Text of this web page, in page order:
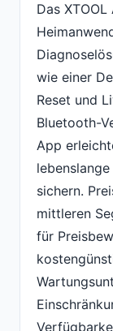
Das
wie einer
Reset und
Bluetooth-
App
sichern.
mittleren
für